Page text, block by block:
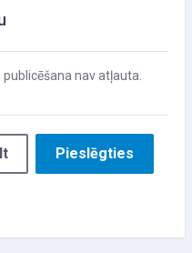
nav atļauta.
Pieslēgties